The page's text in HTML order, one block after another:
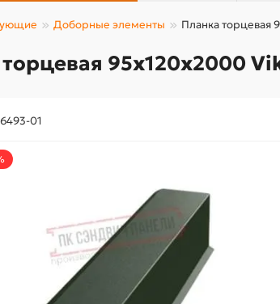
Доборные элементы Планка торцевая
95х120х2000
01